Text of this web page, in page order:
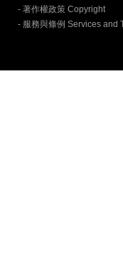
- 著作權政策 Copyright
- 服務與條例 Services and